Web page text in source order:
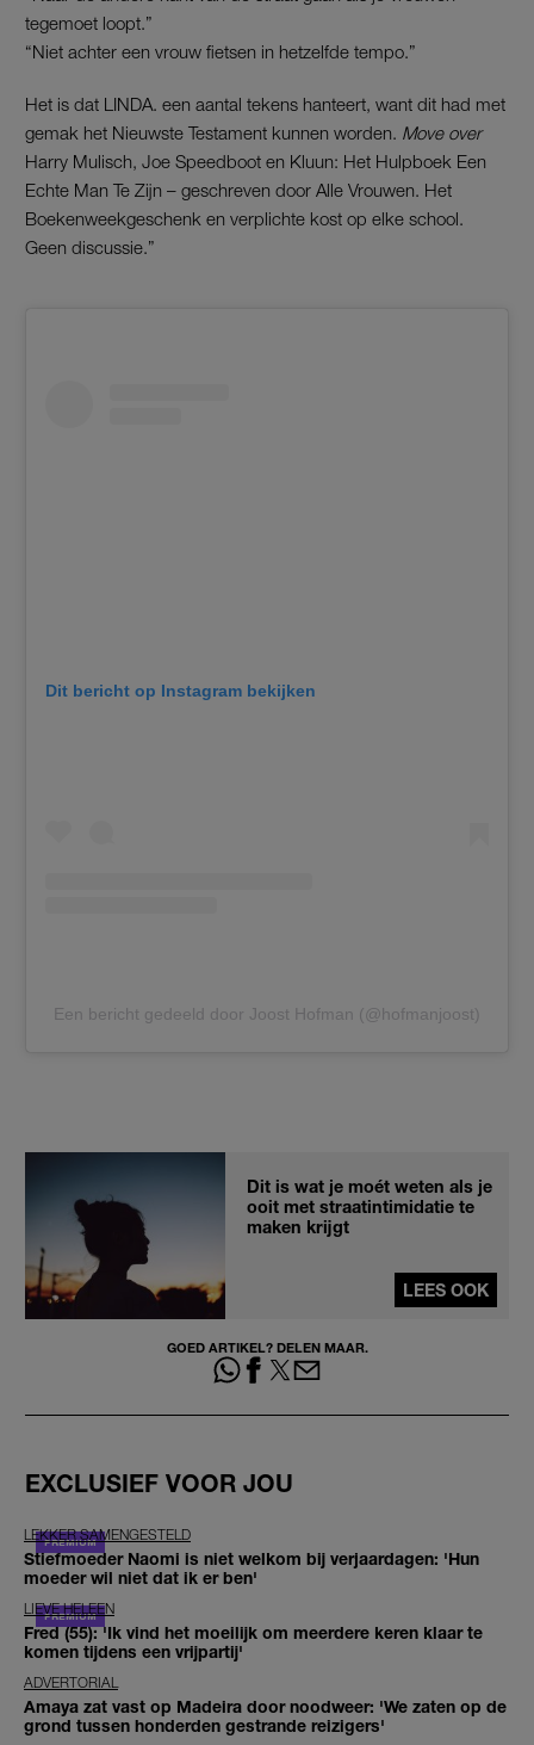
tegemoet loopt.”
“Niet achter een vrouw fietsen in hetzelfde tempo.”
Het is dat LINDA. een aantal tekens hanteert, want dit had met
gemak het Nieuwste Testament kunnen worden. Move over
Harry Mulisch, Joe Speedboot en Kluun: Het Hulpboek Een
Echte Man Te Zijn – geschreven door Alle Vrouwen. Het
Boekenweekgeschenk en verplichte kost op elke school.
Geen discussie.”
Dit bericht op Instagram bekijken
Een bericht gedeeld door Joost Hofman (@hofmanjoost)
Dit is wat je moét weten als je
ooit met straatintimidatie te
maken krijgt
LEES OOK
GOED ARTIKEL? DELEN MAAR.
EXCLUSIEF VOOR JOU
LEKKER SAMENGESTELD
Stiefmoeder Naomi is niet welkom bij verjaardagen: 'Hun
moeder wil niet dat ik er ben'
LIEVE HELEEN
Fred (55): 'Ik vind het moeilijk om meerdere keren klaar te
komen tijdens een vrijpartij'
ADVERTORIAL
Amaya zat vast op Madeira door noodweer: 'We zaten op de
grond tussen honderden gestrande reizigers'